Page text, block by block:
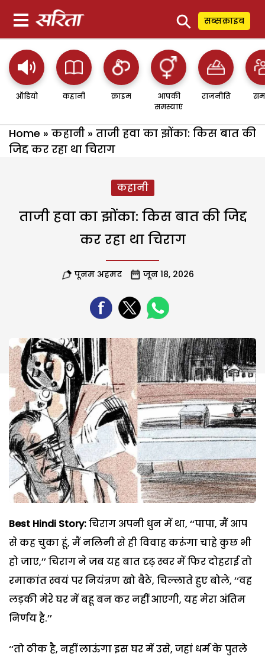
⚲ सब्सक्राइब
ऑडियो कहानी क्राइम
आपकी
समस्याएं
राजनीति
Home » कहानी » ताजी हवा का झोंका: किस बात की
जिद्द कर रहा था चिराग
कहानी
ताजी हवा का झोंका: किस बात की जिद्द
कर रहा था चिराग
पूनम अहमद जून 18, 2026
Best Hindi Story:चिराग अपनी धुन में था, ‘‘पापा, मैं आप
से कह चुका हूं, मैं नलिनी से ही विवाह करूंगा चाहे कुछ भी
हो जाए,’’ चिराग ने जब यह बात दृढ़ स्वर में फिर दोहराई तो
रमाकांत स्वयं पर नियंत्रण खो बैठे, चिल्लाते हुए बोले, ‘‘वह
लड़की मेरे घर में बहू बन कर नहीं आएगी, यह मेरा अंतिम
निर्णय है.’’
‘‘तो ठीक है, नहीं लाऊंगा इस घर में उसे, जहां धर्म के पुतले